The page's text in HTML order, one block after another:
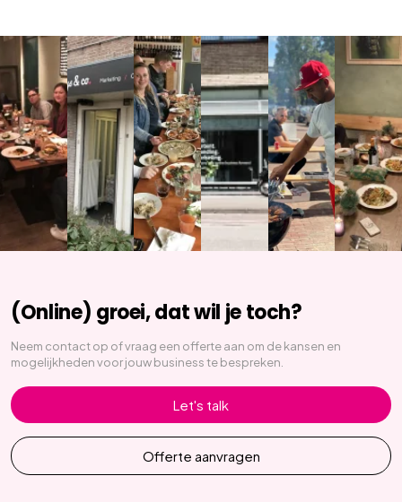
(Online) groei, dat wil je toch?
Neem contact op of vraag een offerte aan om de kansen en
mogelijkheden voor jouw business te bespreken.
Let's talk
Offerte aanvragen